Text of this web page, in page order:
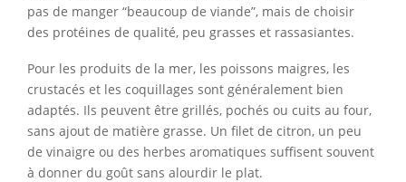
pas de manger “beaucoup de viande”, mais de choisir
des protéines de qualité, peu grasses et rassasiantes.
Pour les produits de la mer, les poissons maigres, les
crustacés et les coquillages sont généralement bien
adaptés. Ils peuvent être grillés, pochés ou cuits au four,
sans ajout de matière grasse. Un filet de citron, un peu
de vinaigre ou des herbes aromatiques suffisent souvent
à donner du goût sans alourdir le plat.